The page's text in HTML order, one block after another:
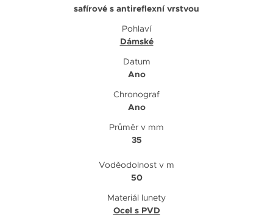
safírové s antireflexní vrstvou
Pohlaví
Dámské
Datum
Ano
Chronograf
Ano
Průměr v mm
35
Voděodolnost v m
50
Materiál lunety
Ocel s PVD